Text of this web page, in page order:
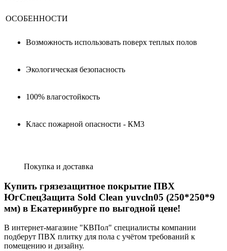
ОСОБЕННОСТИ
Возможность использовать поверх теплых полов
Экологическая безопасность
100% влагостойкость
Класс пожарной опасности - КМ3
Покупка и доставка
Купить грязезащитное покрытие ПВХ
ЮгСпецЗащита Sold Clean yuvcln05 (250*250*9
мм) в Екатеринбурге по выгодной цене!
В интернет-магазине "КВПол" специалисты компании
подберут ПВХ плитку для пола с учётом требований к
помещению и дизайну.